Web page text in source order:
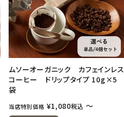
ムソーオーガニック カフェインレス
コーヒー ドリップタイプ 10g×5
袋
当店特別価格 ¥1,080税込 〜